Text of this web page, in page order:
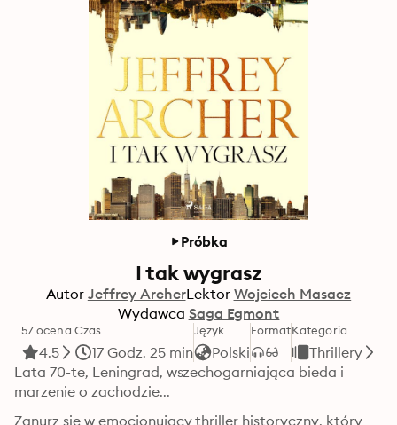
Próbka
I tak wygrasz
Autor Jeffrey ArcherLektor Wojciech Masacz
Wydawca Saga Egmont
57 ocena
4.5
Czas
17 Godz. 25 min
Język
Polski
FormatKategoria
Thrillery
Lata 70-te, Leningrad, wszechogarniająca bieda i
marzenie o zachodzie...
Zanurz się w emocjonujący thriller historyczny, który